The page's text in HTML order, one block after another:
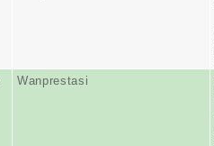
Wanprestasi